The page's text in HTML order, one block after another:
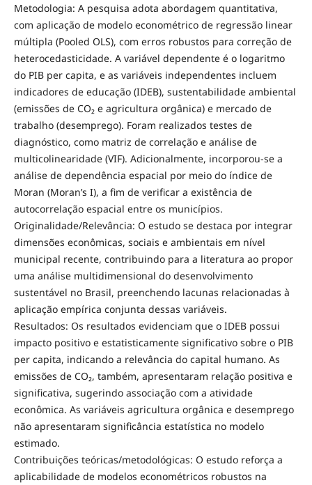
Metodologia: A pesquisa adota abordagem quantitativa,
com aplicação de modelo econométrico de regressão linear
múltipla (Pooled OLS), com erros robustos para correção de
heterocedasticidade. A variável dependente é o logaritmo
do PIB per capita, e as variáveis independentes incluem
indicadores de educação (IDEB), sustentabilidade ambiental
(emissões de CO₂ e agricultura orgânica) e mercado de
trabalho (desemprego). Foram realizados testes de
diagnóstico, como matriz de correlação e análise de
multicolinearidade (VIF). Adicionalmente, incorporou-se a
análise de dependência espacial por meio do índice de
Moran (Moran’s I), a fim de verificar a existência de
autocorrelação espacial entre os municípios.
Originalidade/Relevância: O estudo se destaca por integrar
dimensões econômicas, sociais e ambientais em nível
municipal recente, contribuindo para a literatura ao propor
uma análise multidimensional do desenvolvimento
sustentável no Brasil, preenchendo lacunas relacionadas à
aplicação empírica conjunta dessas variáveis.
Resultados: Os resultados evidenciam que o IDEB possui
impacto positivo e estatisticamente significativo sobre o PIB
per capita, indicando a relevância do capital humano. As
emissões de CO₂, também, apresentaram relação positiva e
significativa, sugerindo associação com a atividade
econômica. As variáveis agricultura orgânica e desemprego
não apresentaram significância estatística no modelo
estimado.
Contribuições teóricas/metodológicas: O estudo reforça a
aplicabilidade de modelos econométricos robustos na